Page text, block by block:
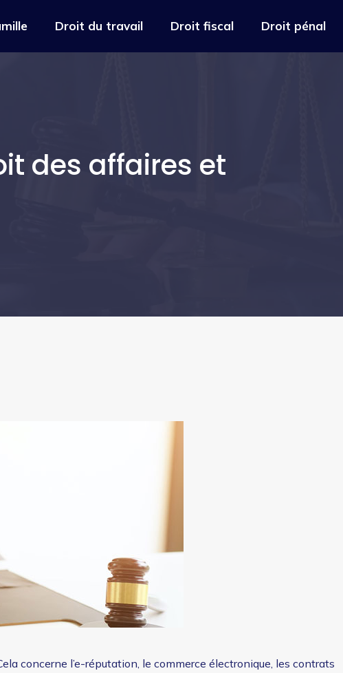
Droit du travail Droit fiscal Droit pénal
des affaires et
concerne l’e-réputation, le commerce électronique, les contrats